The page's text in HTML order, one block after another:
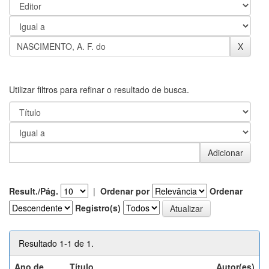
Utilizar filtros para refinar o resultado de busca.
Result./Pág. | Ordenar por
Ordenar
Registro(s)
Resultado 1-1 de 1.
Ano de
Título Autor(es)